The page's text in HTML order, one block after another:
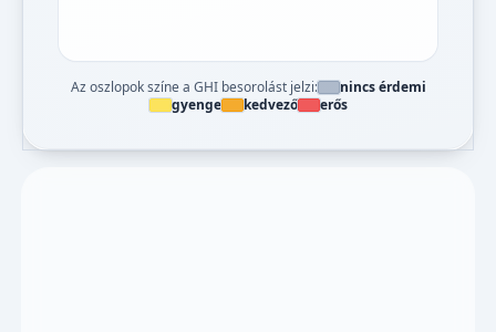
Az oszlopok színe a GHI besorolást jelzi:
nincs érdemi
gyenge
kedvező erős